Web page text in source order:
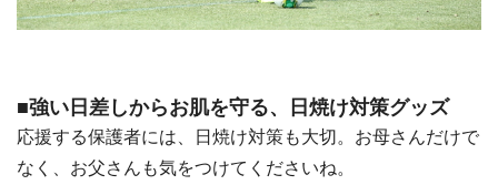
■強い日差しからお肌を守る、日焼け対策グッズ
応援する保護者には、日焼け対策も大切。お母さんだけで
なく、お父さんも気をつけてくださいね。